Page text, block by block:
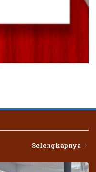
Selengkapnya